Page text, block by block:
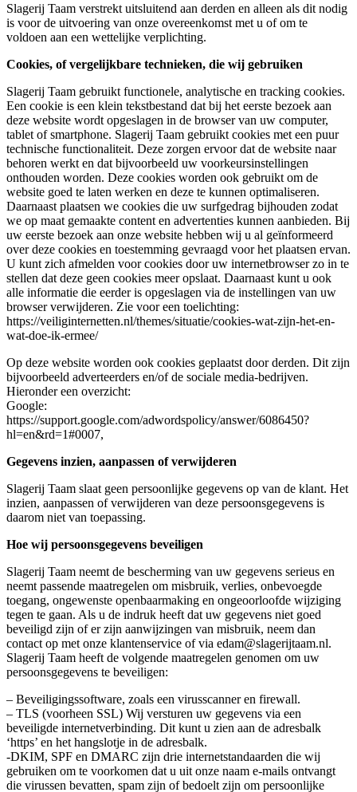
Slagerij Taam verstrekt uitsluitend aan derden en alleen als dit nodig
is voor de uitvoering van onze overeenkomst met u of om te
voldoen aan een wettelijke verplichting.
Cookies, of vergelijkbare technieken, die wij gebruiken
Slagerij Taam gebruikt functionele, analytische en tracking cookies.
Een cookie is een klein tekstbestand dat bij het eerste bezoek aan
deze website wordt opgeslagen in de browser van uw computer,
tablet of smartphone. Slagerij Taam gebruikt cookies met een puur
technische functionaliteit. Deze zorgen ervoor dat de website naar
behoren werkt en dat bijvoorbeeld uw voorkeursinstellingen
onthouden worden. Deze cookies worden ook gebruikt om de
website goed te laten werken en deze te kunnen optimaliseren.
Daarnaast plaatsen we cookies die uw surfgedrag bijhouden zodat
we op maat gemaakte content en advertenties kunnen aanbieden. Bij
uw eerste bezoek aan onze website hebben wij u al geïnformeerd
over deze cookies en toestemming gevraagd voor het plaatsen ervan.
U kunt zich afmelden voor cookies door uw internetbrowser zo in te
stellen dat deze geen cookies meer opslaat. Daarnaast kunt u ook
alle informatie die eerder is opgeslagen via de instellingen van uw
browser verwijderen. Zie voor een toelichting:
https://veiliginternetten.nl/themes/situatie/cookies-wat-zijn-het-en-
wat-doe-ik-ermee/
Op deze website worden ook cookies geplaatst door derden. Dit zijn
bijvoorbeeld adverteerders en/of de sociale media-bedrijven.
Hieronder een overzicht:
Google:
https://support.google.com/adwordspolicy/answer/6086450?
hl=en&rd=1#0007,
Gegevens inzien, aanpassen of verwijderen
Slagerij Taam slaat geen persoonlijke gegevens op van de klant. Het
inzien, aanpassen of verwijderen van deze persoonsgegevens is
daarom niet van toepassing.
Hoe wij persoonsgegevens beveiligen
Slagerij Taam neemt de bescherming van uw gegevens serieus en
neemt passende maatregelen om misbruik, verlies, onbevoegde
toegang, ongewenste openbaarmaking en ongeoorloofde wijziging
tegen te gaan. Als u de indruk heeft dat uw gegevens niet goed
beveiligd zijn of er zijn aanwijzingen van misbruik, neem dan
contact op met onze klantenservice of via edam@slagerijtaam.nl.
Slagerij Taam heeft de volgende maatregelen genomen om uw
persoonsgegevens te beveiligen:
– Beveiligingssoftware, zoals een virusscanner en firewall.
– TLS (voorheen SSL) Wij versturen uw gegevens via een
beveiligde internetverbinding. Dit kunt u zien aan de adresbalk
‘https’ en het hangslotje in de adresbalk.
-DKIM, SPF en DMARC zijn drie internetstandaarden die wij
gebruiken om te voorkomen dat u uit onze naam e-mails ontvangt
die virussen bevatten, spam zijn of bedoelt zijn om persoonlijke